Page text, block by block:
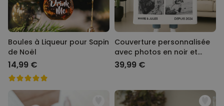
Boules à Liqueur pour Sapin
de Noël
14,99 €
Couverture personnalisée
avec photos en noir et
blanc et texte
39,99 €